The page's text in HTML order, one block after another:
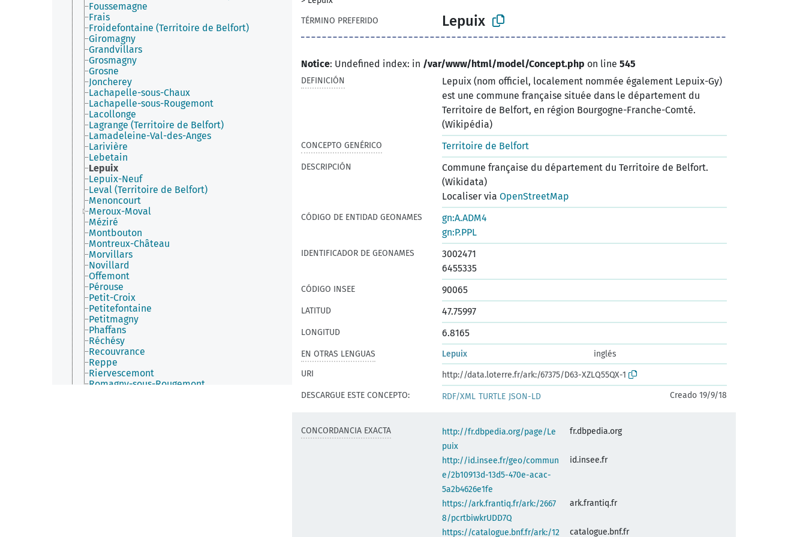
Foussemagne
Frais
Froidefontaine (Territoire de Belfort)
Giromagny
Grandvillars
Grosmagny
Grosne
Joncherey
Lachapelle-sous-Chaux
Lachapelle-sous-Rougemont
Lacollonge
Lagrange (Territoire de Belfort)
Lamadeleine-Val-des-Anges
Larivière
Lebetain
Lepuix
Lepuix-Neuf
Leval (Territoire de Belfort)
Menoncourt
Meroux-Moval
Méziré
Montbouton
Montreux-Château
Morvillars
Novillard
Offemont
Pérouse
Petit-Croix
Petitefontaine
Petitmagny
Phaffans
Réchésy
Recouvrance
Reppe
Riervescemont
Romagny-sous-Rougemont
TÉRMINO PREFERIDO
Lepuix
Notice: Undefined index: in /var/www/html/model/Concept.php on line 545
DEFINICIÓN
Lepuix (nom officiel, localement nommée également Lepuix-Gy)
est une commune française située dans le département du
Territoire de Belfort, en région Bourgogne-Franche-Comté.
(Wikipédia)
CONCEPTO GENÉRICO Territoire de Belfort
DESCRIPCIÓN
Commune française du département du Territoire de Belfort.
(Wikidata)
Localiser via OpenStreetMap
CÓDIGO DE ENTIDAD GEONAMES
gn:A.ADM4
gn:P.PPL
IDENTIFICADOR DE GEONAMES
3002471
6455335
CÓDIGO INSEE 90065
LATITUD 47.75997
LONGITUD 6.8165
EN OTRAS LENGUAS Lepuix
inglés
URI
http://data.loterre.fr/ark:/67375/D63-XZLQ55QX-1
DESCARGUE ESTE CONCEPTO:
RDF/XML TURTLE JSON-LD Creado 19/9/18
CONCORDANCIA EXACTA
http://fr.dbpedia.org/page/Le
puix
fr.dbpedia.org
http://id.insee.fr/geo/commun
e/2b10913d-13d5-470e-acac-
5a2b4626e1fe
id.insee.fr
https://ark.frantiq.fr/ark:/2667
8/pcrtbiwkrUDD7Q
ark.frantiq.fr
https://catalogue.bnf.fr/ark:/12 catalogue.bnf.fr